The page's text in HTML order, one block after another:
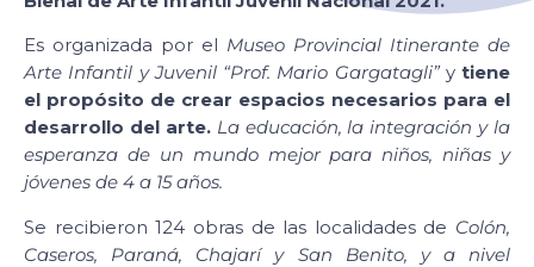
Es organizada por el Museo Provincial Itinerante de
Arte Infantil y Juvenil “Prof. Mario Gargatagli” y tiene
el propósito de crear espacios necesarios para el
desarrollo del arte. La educación, la integración y la
esperanza de un mundo mejor para niños, niñas y
jóvenes de 4 a 15 años.
Se recibieron 124 obras de las localidades de Colón,
Caseros, Paraná, Chajarí y San Benito, y a nivel